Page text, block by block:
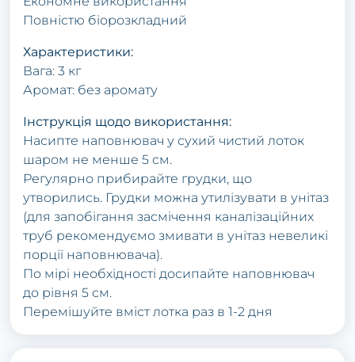
Повністю біорозкладний
Характеристики:
Вага: 3 кг
Аромат: без аромату
Інструкція щодо використання:
Насипте наповнювач у сухий чистий лоток
шаром не менше 5 см.
Регулярно прибирайте грудки, що
утворились. Грудки можна утилізувати в унітаз
(для запобігання засмічення каналізаційних
труб рекомендуємо змивати в унітаз невеликі
порції наповнювача).
По мірі необхідності досипайте наповнювач
до рівня 5 см.
Перемішуйте вміст лотка раз в 1-2 дня